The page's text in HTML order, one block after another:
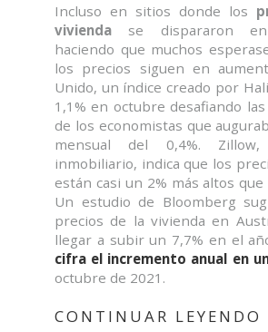
Incluso en sitios donde los
vivienda se dispararon en
haciendo que muchos
los precios siguen en
Unido, un índice creado por
1,1% en octubre desafiando
de los economistas que
mensual del 0,4%.
inmobiliario, indica que los
están casi un 2% más altos que
Un estudio de Bloomberg
precios de la vivienda en
llegar a subir un 7,7% en el
cifra el incremento anual en
octubre de 2021.
CONTINUAR LEYENDO